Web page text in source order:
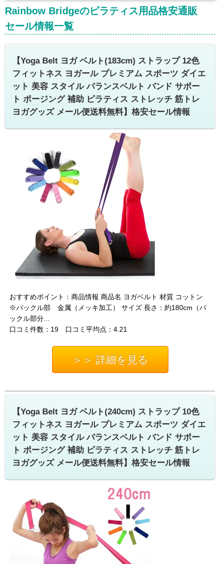
Rainbow Bridgeのピラティス用品格安通販
セール情報一覧
【Yoga Belt ヨガ ベルト(183cm) ストラップ 12色
フィットネス ヨガール プレミアム スポーツ ダイエ
ット 美容 スタイル バランスベルト バンド サポー
ト ポージング 補助 ピラティス ストレッチ 筋トレ
ヨガグッズ メール便送料無料】格安セール情報
おすすめポイント：商品情報 商品名 ヨガベルト 材質 コットン
※バックル部 金属（メッキ加工） サイズ 長さ：約180cm（バ
ックル部分...
口コミ件数：19 口コミ平均点：4.21
＞＞ 詳細を見る
【Yoga Belt ヨガ ベルト(240cm) ストラップ 10色
フィットネス ヨガール プレミアム スポーツ ダイエ
ット 美容 スタイル バランスベルト バンド サポー
ト ポージング 補助 ピラティス ストレッチ 筋トレ
ヨガグッズ メール便送料無料】格安セール情報